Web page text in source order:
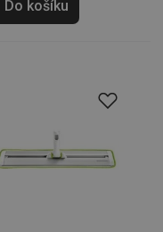
Do košíku